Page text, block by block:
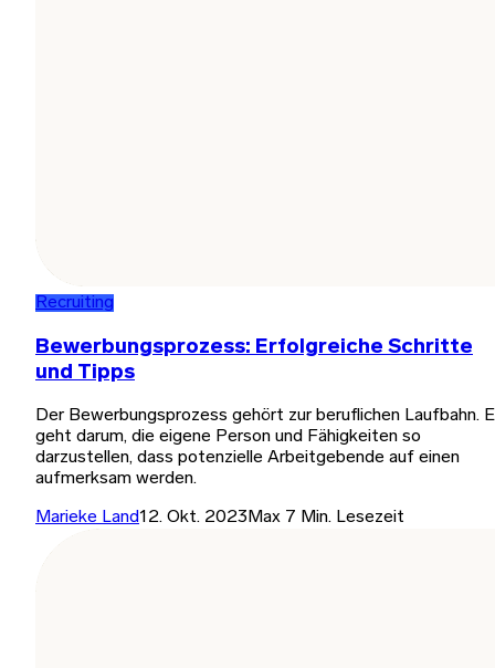
Recruiting
Bewerbungsprozess: Erfolgreiche Schritte
und Tipps
Der Bewerbungsprozess gehört zur beruflichen Laufbahn.
geht darum, die eigene Person und Fähigkeiten so
darzustellen, dass potenzielle Arbeitgebende auf einen
aufmerksam werden.
Marieke Land12. Okt. 2023Max 7 Min. Lesezeit